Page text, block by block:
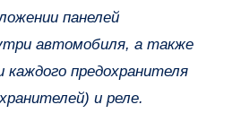
панелей
автомобиля, а также
каждого предохранителя
и реле.